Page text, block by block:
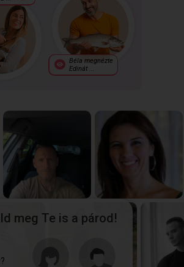
Béla megnézte
Edinát ...
meg Te is a párod!